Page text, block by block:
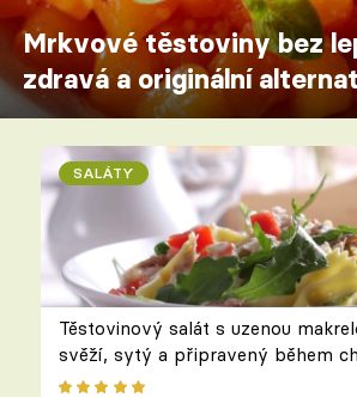
Mrkvové těstoviny bez
zdravá a originální
SALÁTY
Těstovinový salát s uzenou
svěží, sytý a připravený během